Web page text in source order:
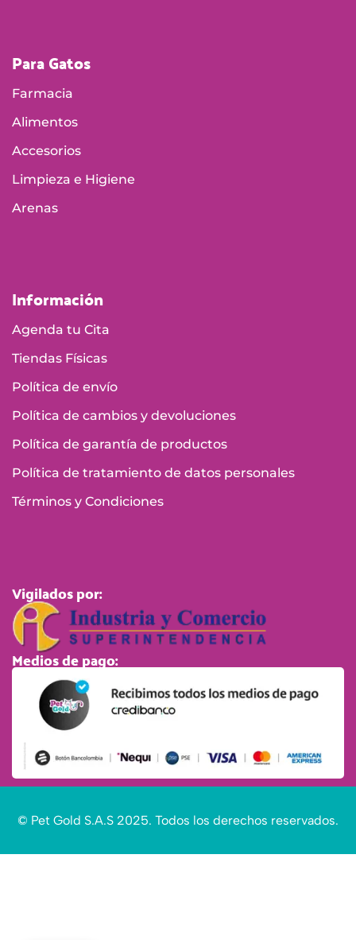
Para Gatos
Farmacia
Alimentos
Accesorios
Limpieza e Higiene
Arenas
Información
Agenda tu Cita
Tiendas Físicas
Política de envío
Política de cambios y devoluciones
Política de garantía de productos
Política de tratamiento de datos personales
Términos y Condiciones
Vigilados por:
Medios de pago:
© Pet Gold S.A.S 2025. Todos los derechos reservados.